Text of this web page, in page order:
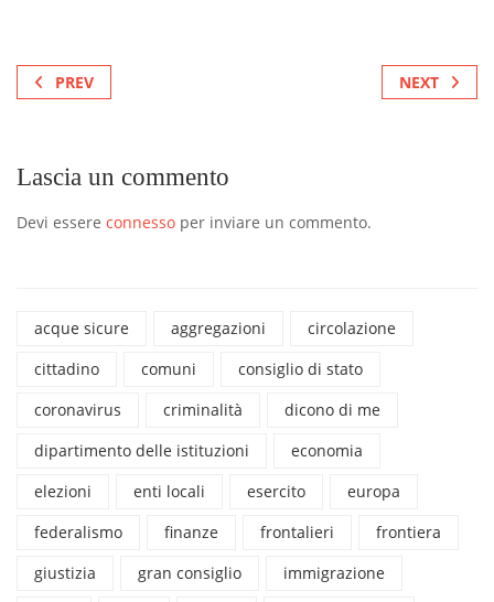
PREV NEXT
Lascia un commento
Devi essere connesso per inviare un commento.
acque sicure aggregazioni
circolazione
cittadino
comuni
consiglio di stato
coronavirus
criminalità
dicono di me
dipartimento delle istituzioni
economia
elezioni
enti locali esercito
europa
federalismo
finanze frontalieri
frontiera
giustizia
gran consiglio
immigrazione